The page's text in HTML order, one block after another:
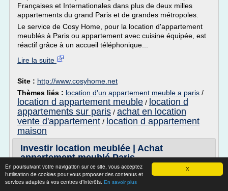
X
En poursuivant votre navigation sur ce site, vous acceptez
l'utilisation de cookies pour vous proposer des contenus et
services adaptés à vos centres d'intérêts. En savoir plus
Françaises et Internationales dans plus de deux milles
appartements du grand Paris et de grandes métropoles.
Le service de Cosy Home, pour la location d'appartement
meublés à Paris ou appartement avec cuisine équipée, est
réactif grâce à un accueil téléphonique...
Lire la suite
Site : http://www.cosyhome.net
Thèmes liés : location d'un appartement meuble a paris /
location d appartement meuble / location d
appartements sur paris / achat en location
vente d'appartement / location d appartement
maison
Investir location meublée | Achat
appartement meublé Paris
Investir dans la location meublée :
un placement de choix